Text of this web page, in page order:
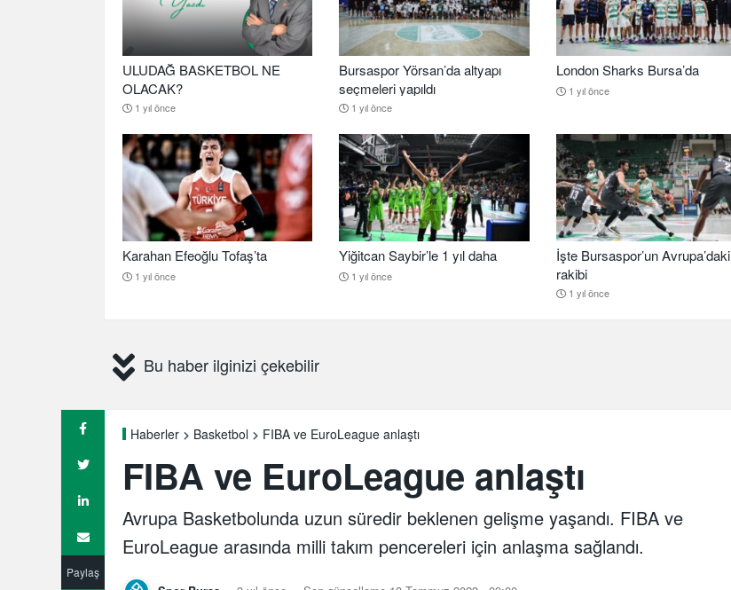
ULUDAĞ BASKETBOL NE
OLACAK?
1 yıl önce
Bursaspor Yörsan’da altyapı
seçmeleri yapıldı
1 yıl önce
London Sharks Bursa’da
1 yıl önce
Karahan Efeoğlu Tofaş’ta
1 yıl önce
Yiğitcan Saybir’le 1 yıl daha
1 yıl önce
İşte Bursaspor’un Avrupa’daki
rakibi
1 yıl önce
Bu haber ilginizi çekebilir
Paylaş
Haberler Basketbol FIBA ve EuroLeague anlaştı
FIBA ve EuroLeague anlaştı
Avrupa Basketbolunda uzun süredir beklenen gelişme yaşandı. FIBA ve
EuroLeague arasında milli takım pencereleri için anlaşma sağlandı.